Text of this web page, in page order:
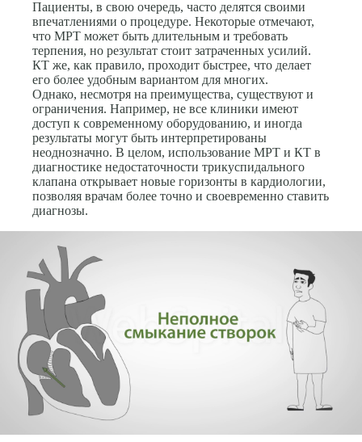
Пациенты, в свою очередь, часто делятся своими
впечатлениями о процедуре. Некоторые отмечают,
что МРТ может быть длительным и требовать
терпения, но результат стоит затраченных усилий.
КТ же, как правило, проходит быстрее, что делает
его более удобным вариантом для многих.
Однако, несмотря на преимущества, существуют и
ограничения. Например, не все клиники имеют
доступ к современному оборудованию, и иногда
результаты могут быть интерпретированы
неоднозначно. В целом, использование МРТ и КТ в
диагностике недостаточности трикуспидального
клапана открывает новые горизонты в кардиологии,
позволяя врачам более точно и своевременно ставить
диагнозы.